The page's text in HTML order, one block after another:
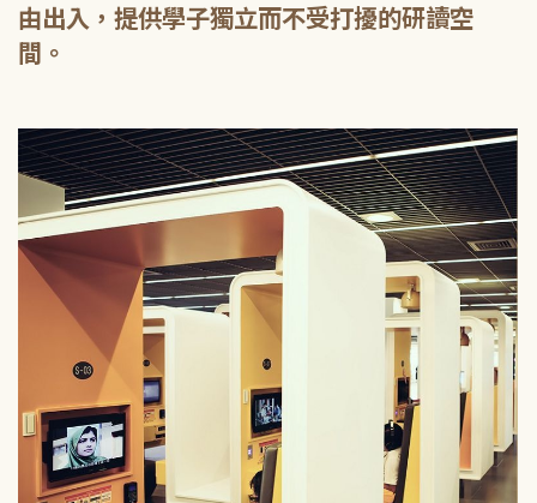
由出入，提供學子獨立而不受打擾的研讀空
間。